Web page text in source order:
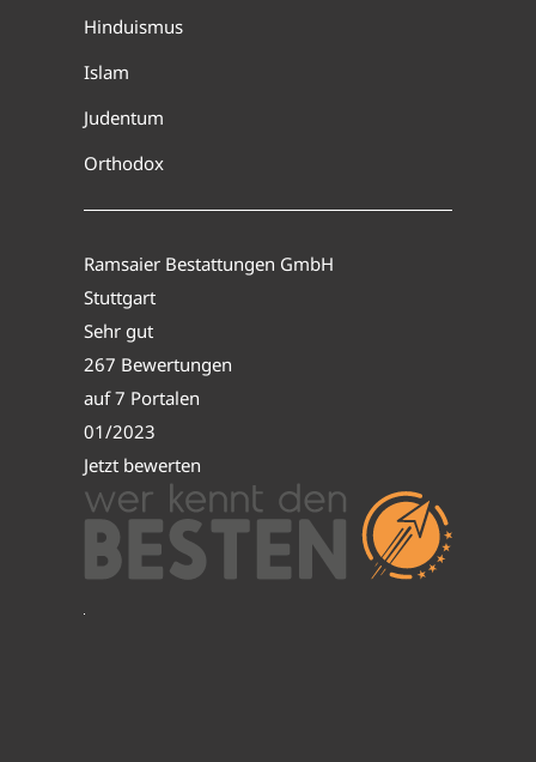
Hinduismus
Islam
Judentum
Orthodox
Ramsaier Bestattungen GmbH
Stuttgart
Sehr gut
267 Bewertungen
auf 7 Portalen
01/2023
Jetzt bewerten